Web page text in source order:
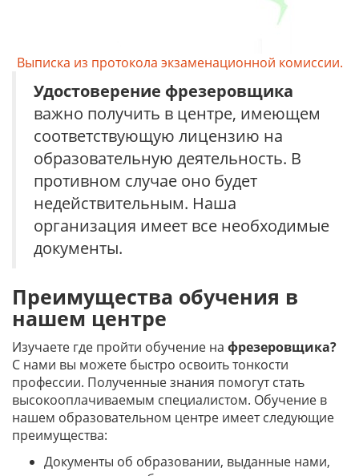
Выписка из протокола экзаменационной комиссии.
Удостоверение фрезеровщика
важно получить в центре, имеющем
соответствующую лицензию на
образовательную деятельность. В
противном случае оно будет
недействительным. Наша
организация имеет все необходимые
документы.
Преимущества обучения в
нашем центре
Изучаете где пройти обучение на фрезеровщика?
С нами вы можете быстро освоить тонкости
профессии. Полученные знания помогут стать
высокооплачиваемым специалистом. Обучение в
нашем образовательном центре имеет следующие
преимущества:
Документы об образовании, выданные нами,